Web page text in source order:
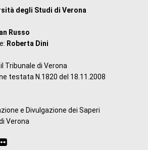
degli Studi di Verona
Russo
Roberta Dini
Tribunale di Verona
testata N.1820 del 18.11.2008
e Divulgazione dei Saperi
Verona